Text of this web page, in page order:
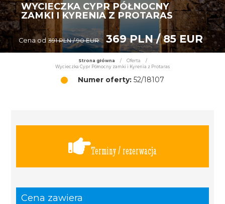
WYCIECZKA CYPR PÓŁNOCNY
ZAMKI I KYRENIA Z PROTARAS
Cena od 391 PLN / 90 EUR 369 PLN / 85 EUR
Strona główna / Oferta
/
Wycieczka Cypr Północny zamki i Kyrenia z Protaras
Numer oferty: 52/18107
Terminy / rezerwacja
Cena zawiera